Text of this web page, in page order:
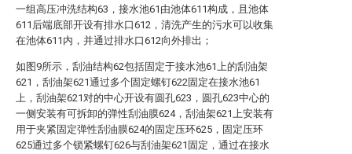
一组高压冲洗结构63，接水池61由池体611构成，且池体
611后端底部开设有排水口612，清洗产生的污水可以收集
在池体611内，并通过排水口612向外排出；
如图9所示，刮油结构62包括固定于接水池61上的刮油架
621，刮油架621通过多个固定螺钉622固定在接水池61
上，刮油架621对的中心开设有圆孔623，圆孔623中心的
一侧安装有可拆卸的弹性刮油膜624，刮油架621上安装有
用于夹紧固定弹性刮油膜624的固定压环625，固定压环
625通过多个锁紧螺钉626与刮油架621固定，通过在接水